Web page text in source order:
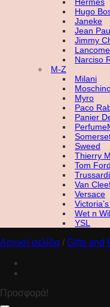
Hugo
Janeke
Jean
Jimmy
Lancome
Narciso
M-Z
Milani
Myro
Paco
Panier
Sweed
Thierry
Tom Ford
Trussardi
Van
Versace
Wet n
YSL
Αρχική σελίδα / Gifts and
Προσφορά!